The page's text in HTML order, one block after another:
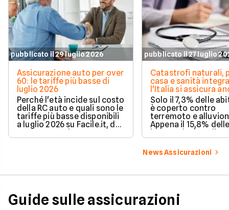
pubblicato il 29 luglio 2026
Assicurazione auto per over
60: le tariffe più basse di
luglio 2026
Perché l'età incide sul costo
della RC auto e quali sono le
tariffe più basse disponibili
a luglio 2026 su Facile.it, da
106,32€ annui.
pubblicato il 27 luglio
Catastrofi naturali,
casa e sanità
l'Italia si assicura
troppo poco. I dati
Solo il 7,3% delle
è coperto contro
terremoto e
Appena il 15,8%
imprese ha la polizza
catastrofale
dati ANIA 2025 sul
assicurativo
News Assicurazioni
Guide sulle assicurazioni